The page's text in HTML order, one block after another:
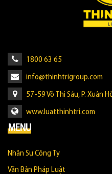
1800 63 65
info@thinhtrigroup.com
57-59 Võ Thị Sáu, P. Xuân
www.luatthinhtri.com
MENU
Nhân Sự Công Ty
Văn Bản Pháp Luật